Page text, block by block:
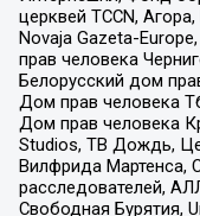
церквей TCCN,
Novaja Gazeta-
прав человека
Белорусский дом
Дом прав человека
Дом прав человека
Studios, ТВ Дождь,
Вилфрида Мартенса,
расследователей,
Свободная Бурятия,